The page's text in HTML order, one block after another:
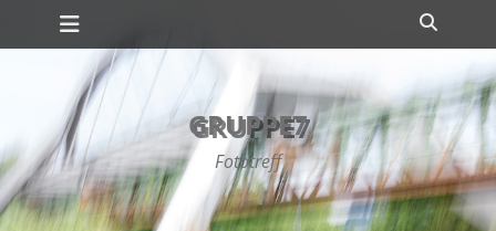
Zum
Inhalt
springen
Primäres Menü
GRUPPE7
Fototreff